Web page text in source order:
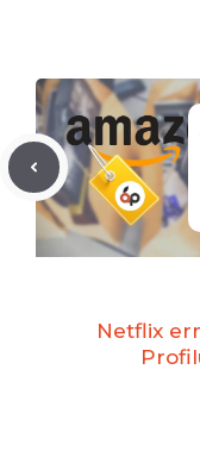
Netflix